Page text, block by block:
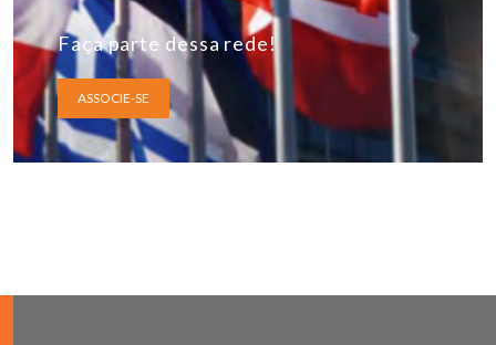
Faça parte dessa rede!
ASSOCIE-SE